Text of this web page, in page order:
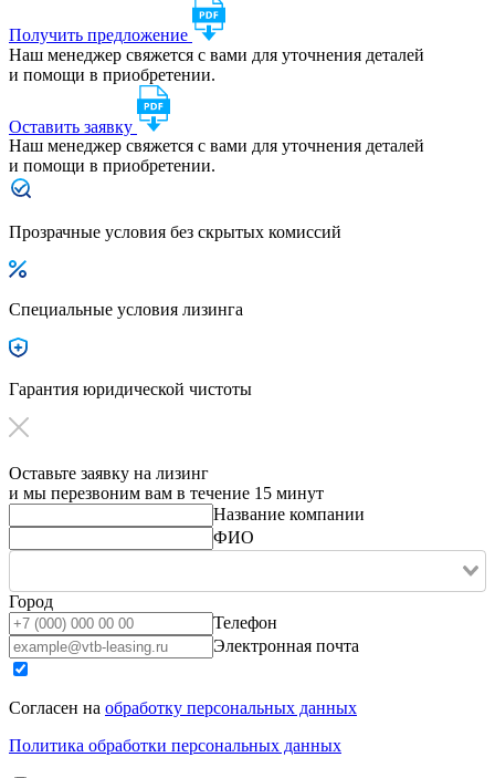
Получить предложение
Наш менеджер свяжется с вами для уточнения деталей
и помощи в приобретении.
Оставить заявку
Наш менеджер свяжется с вами для уточнения деталей
и помощи в приобретении.
Прозрачные условия без скрытых комиссий
Специальные условия лизинга
Гарантия юридической чистоты
Оставьте заявку на лизинг
и мы перезвоним вам в течение 15 минут
Название компании
ФИО
Город
Телефон
Электронная почта
Согласен на обработку персональных данных
Политика обработки персональных данных